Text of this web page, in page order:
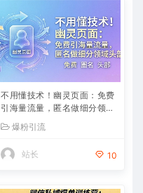
不用懂技术！幽灵页面：免费
引海量流量，匿名做细分领域
头部
爆粉引流
站长 10